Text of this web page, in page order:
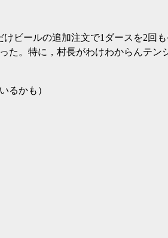
ビールの追加注文で1ダースを2回も
た。特に，村長がわけわからんテン
るかも）